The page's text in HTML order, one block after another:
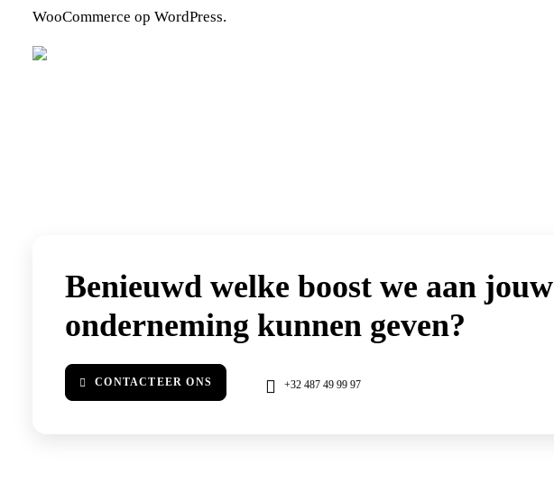
WooCommerce op WordPress.
Benieuwd welke boost we aan jouw
onderneming kunnen geven?
CONTACTEER ONS +32 487 49 99 97